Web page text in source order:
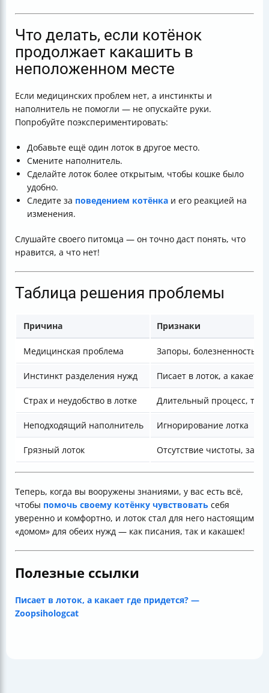
Что делать, если котёнок
продолжает какашить в
неположенном месте
Если медицинских проблем нет, а инстинкты и
наполнитель не помогли — не опускайте руки.
Попробуйте поэкспериментировать:
Добавьте ещё один лоток в другое место.
Смените наполнитель.
Сделайте лоток более открытым, чтобы кошке было
удобно.
Следите за поведением котёнка и его реакцией на
изменения.
Слушайте своего питомца — он точно даст понять, что
нравится, а что нет!
Таблица решения проблемы
Причина Признаки
Медицинская проблема Запоры, болезненность,
Инстинкт разделения нужд Писает в лоток, а какает в
Страх и неудобство в лотке Длительный процесс,
Неподходящий наполнитель Игнорирование лотка
Грязный лоток Отсутствие чистоты, запах
Теперь, когда вы вооружены знаниями, у вас есть всё,
чтобы помочь своему котёнку чувствовать себя
уверенно и комфортно, и лоток стал для него настоящим
«домом» для обеих нужд — как писания, так и какашек!
Полезные ссылки
Писает в лоток, а какает где придется? —
Zoopsihologcat